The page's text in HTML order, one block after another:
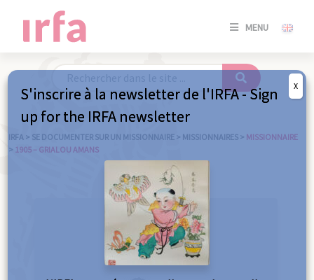
MENU
SE
/
IRFA > SE DOCUMENTER SUR UN MISSIONNAIRE > MISSIONNAIRES > MISSIONNAIRE
> 1905 – GRIALOU AMANS
S'inscrire à la newsletter de l'IRFA - Sign
up for the IRFA newsletter
X